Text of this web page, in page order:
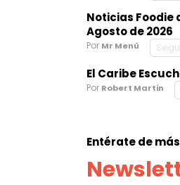
Noticias Foodie
Agosto de 2026
Por Mr Menú
El Caribe
Por Robert Martin
Entérate de